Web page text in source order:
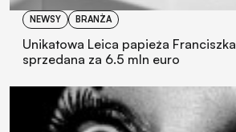
NEWSY BRANŻA
Unikatowa Leica papieża Franciszka
sprzedana za 6.5 mln euro